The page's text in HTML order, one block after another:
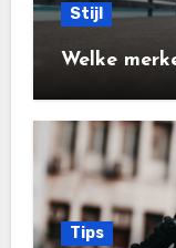
Stijl
Welke
Tips